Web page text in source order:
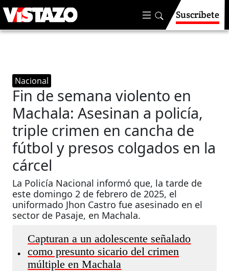
Suscríbete
Nacional
Fin de semana violento en
Machala: Asesinan a policía,
triple crimen en cancha de
fútbol y presos colgados en la
cárcel
La Policía Nacional informó que, la tarde de
este domingo 2 de febrero de 2025, el
uniformado Jhon Castro fue asesinado en el
sector de Pasaje, en Machala.
•
Capturan a un adolescente señalado
como presunto sicario del crimen
múltiple en Machala